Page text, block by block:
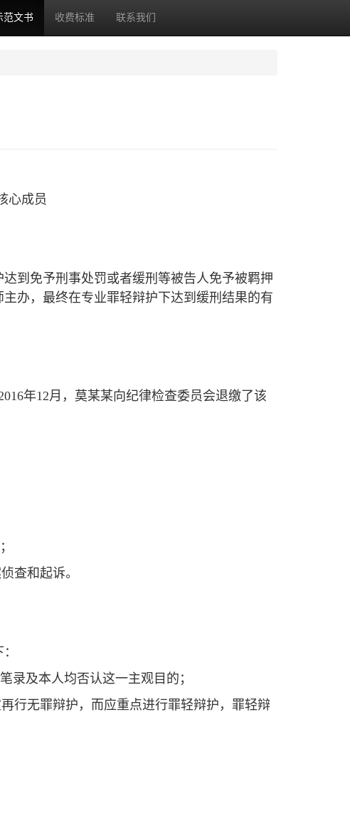
范文书 收费标准 联系我们
心成员
到免予刑事处罚或者缓刑等被告人免予被羁押
办，最终在专业罪轻辩护下达到缓刑结果的有
年12月，莫某某向纪律检查委员会退缴了该
查和起诉。
录及本人均否认这一主观目的；
行无罪辩护，而应重点进行罪轻辩护，罪轻辩